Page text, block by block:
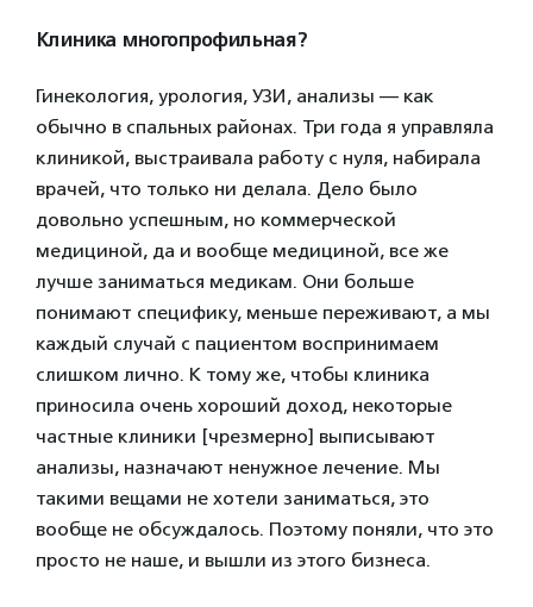
Клиника многопрофильная?
Гинекология, урология, УЗИ, анализы — как
обычно в спальных районах. Три года я управляла
клиникой, выстраивала работу с нуля, набирала
врачей, что только ни делала. Дело было
довольно успешным, но коммерческой
медициной, да и вообще медициной, все же
лучше заниматься медикам. Они больше
понимают специфику, меньше переживают, а мы
каждый случай с пациентом воспринимаем
слишком лично. К тому же, чтобы клиника
приносила очень хороший доход, некоторые
частные клиники [чрезмерно] выписывают
анализы, назначают ненужное лечение. Мы
такими вещами не хотели заниматься, это
вообще не обсуждалось. Поэтому поняли, что это
просто не наше, и вышли из этого бизнеса.